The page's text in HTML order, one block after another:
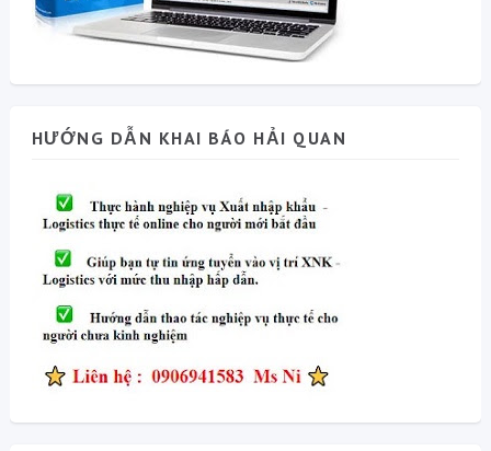
HƯỚNG DẪN KHAI BÁO HẢI QUAN